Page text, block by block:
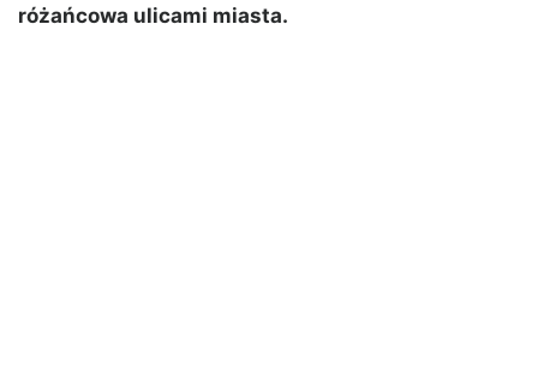
różańcowa ulicami miasta.